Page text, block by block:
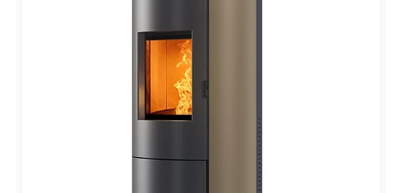
Son système à convection naturelle, son
brasier autonettoyant et sa ventilation
frontale désactivable contribuent à un usage
agréable au quotidien.
Le modèle est proposé en plusieurs coloris :
blanc, noir, bordeaux et noisette.